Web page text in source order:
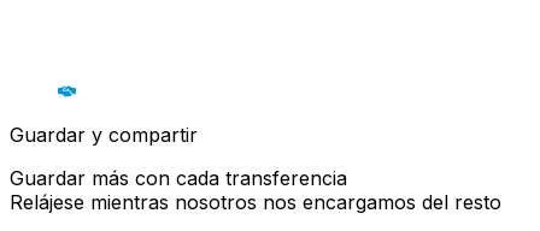
Guardar y compartir
Guardar más con cada transferencia
Relájese mientras nosotros nos encargamos del resto